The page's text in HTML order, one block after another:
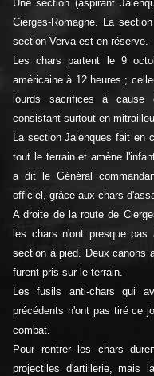
Une section (aspirant
Cierges-Romagne. La
section Verva est en réserve.
Les chars partent le 9
américaine à 12 heures ;
lourds sacrifices à cause
consistant surtout en
La section Jalenques fait en
tout le terrain et amène
a dit le Général
officiel, grâce aux chars
A droite de la route de
les chars n'ont presque
section à pied. Deux canons
furent pris sur le terrain.
Les fusils anti-chars qui
précédents n'ont pas tiré ce
combat.
Pour rentrer les chars
projectiles d'artillerie, mais